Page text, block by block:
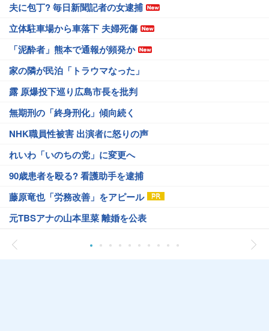
夫に包丁? 毎日新聞記者の女逮捕
立体駐車場から車落下 夫婦死傷
「泥酔者」熊本で通報が頻発か
家の隣が民泊「トラウマなった」
露 原爆投下巡り広島市長を批判
無期刑の「終身刑化」傾向続く
NHK職員性被害 出演者に怒りの声
れいわ「いのちの党」に変更へ
90歳患者を殴る? 看護助手を逮捕
藤原竜也「労務改善」をアピール
元TBSアナの山本里菜 離婚を公表